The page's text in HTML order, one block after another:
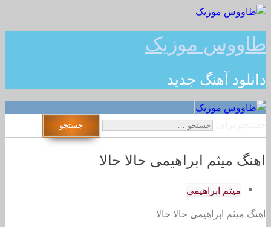
طاووس موزیک
دانلود آهنگ جدید
اهنگ میثم ابراهیمی حالا حالا
میثم ابراهیمی
اهنگ میثم ابراهیمی حالا حالا